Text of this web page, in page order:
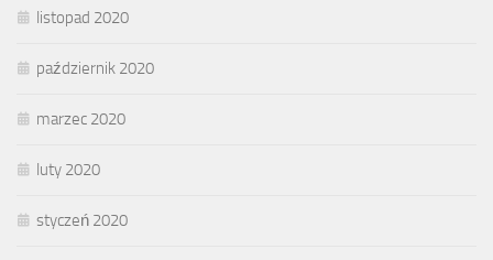
listopad 2020
październik 2020
marzec 2020
luty 2020
styczeń 2020